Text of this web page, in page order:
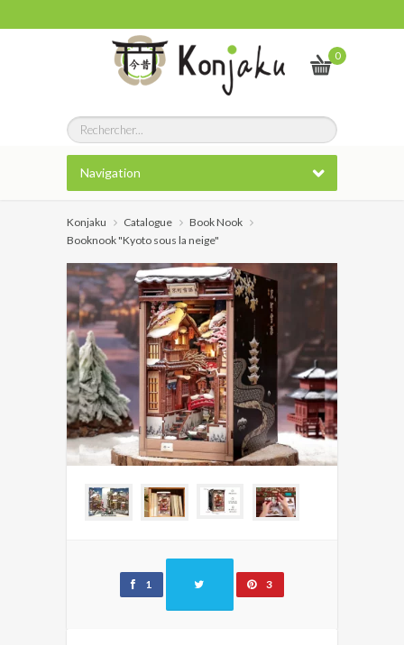
0
Navigation
Konjaku Catalogue
Book Nook
Booknook "Kyoto sous la neige"
1 3